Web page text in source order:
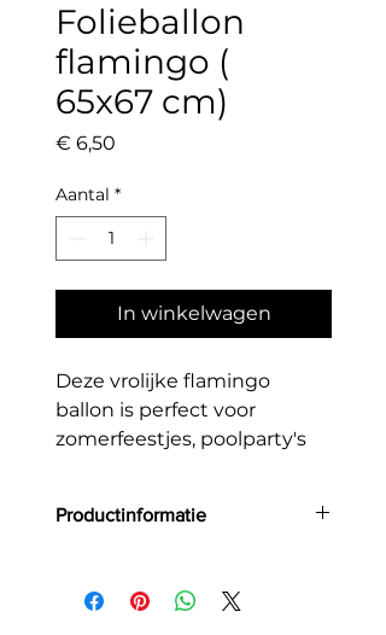
Folieballon
flamingo (
65x67 cm)
€ 6,50
Aantal *
In winkelwagen
Deze vrolijke flamingo
ballon is perfect voor
zomerfeestjes, poolparty's
Productinformatie
Geschikt voor helium & lucht